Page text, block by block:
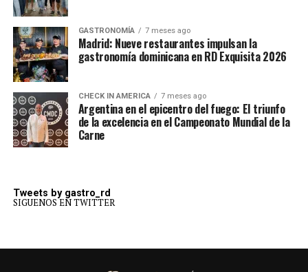
GASTRONOMÍA 7 meses ago
Madrid: Nueve restaurantes impulsan la
gastronomía dominicana en RD Exquisita 2026
CHECK IN AMERICA 7 meses ago
Argentina en el epicentro del fuego: El triunfo
de la excelencia en el Campeonato Mundial de la
Carne
Tweets by gastro_rd
SIGUENOS EN TWITTER